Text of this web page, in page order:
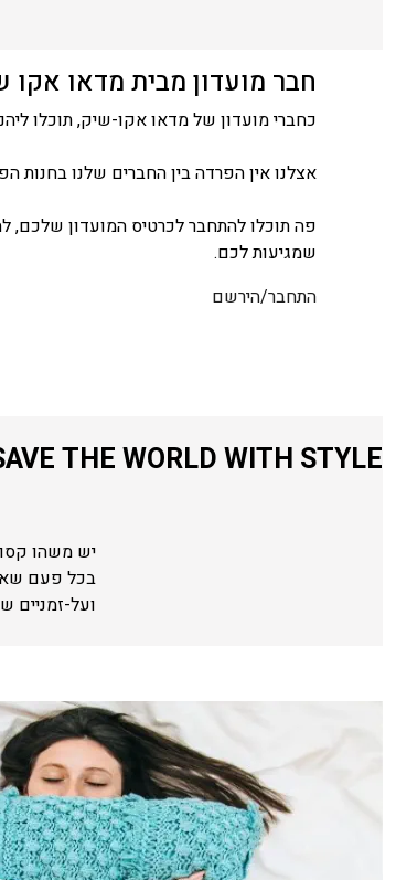
חבר מועדון מבית מדאו אקו
כחברי מועדון של מדאו אקו-שיק, תוכלו
אצלנו אין הפרדה בין החברים שלנו בחנות
פה תוכלו להתחבר לכרטיס המועדון
שמגיעות לכם.
התחבר/הירשם
THE WORLD WITH STYLE
יש משהו
בכל פעם
ועל-זמניים